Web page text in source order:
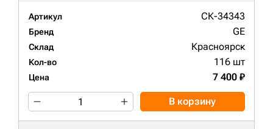
Артикул СК-34343
Бренд GE
Склад Красноярск
Кол-во 116 шт
Цена 7 400 ₽
В корзину